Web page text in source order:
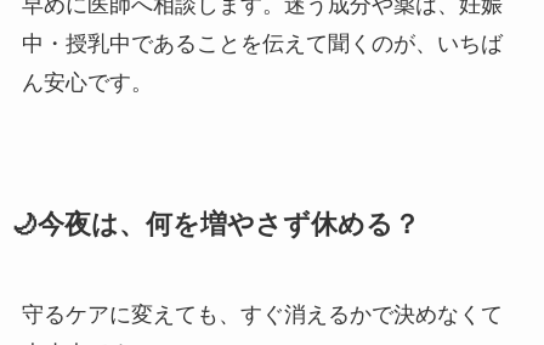
早めに医師へ相談します。迷う成分や薬は、妊娠
中・授乳中であることを伝えて聞くのが、いちば
ん安心です。
🌙今夜は、何を増やさず休める？
守るケアに変えても、すぐ消えるかで決めなくて